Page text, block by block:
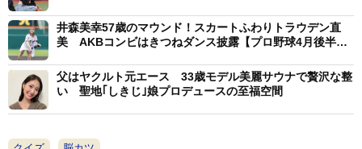
井森美幸57歳のマウンド！スカートふわりトラウデン直
美 AKBコンビはきつねダンス披露【プロ野球4月後半の
父はヤクルト元エース 33歳モデル美麗サウナで贅沢な整
い 聖地｢しきじ｣娘プロデュースの至福空間